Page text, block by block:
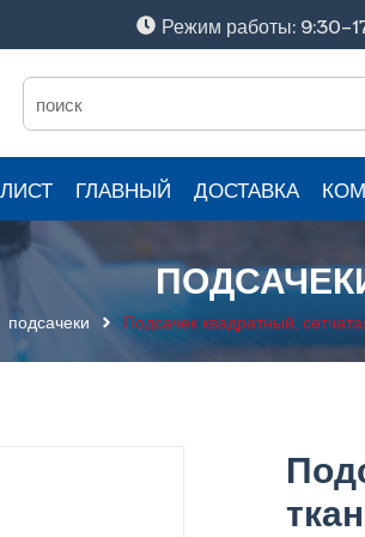
Режим работы: 9:30-
ГЛАВНЫЙ ДОСТАВКА
подсачеки Подсачек квадратный,